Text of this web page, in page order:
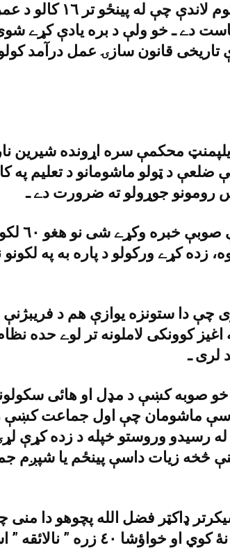
تعليم ايکټ منظور کړے ؤ د کوم
دے ـ خو ولې د بره يادې کړے
تاريخى قانون سازۍ عمل درآمد
محکمې سره اړونده شيرين
د ټولو ماشومانو د تعليم په
هغې زياته
زده کړے ورکولو د پاره به په لکونو
چې دا ستونزه يوازې هم د فريبژنې
کوونکى لاملونه تر لوے حده
لرى ـ
خو صوبه کښې د مډل او هائى
ـ دويم، ٨٢ سلنه داسې ماشومان چې اول جماعت
رسيدو وروستو خپله د زده کړې
هغوي کښې د ٤٠ سلنې څخه زيات داسې پينځم يا
ډاکټر فضل الله پچوهو دا
کښې شپږ زره سکولونه کار نۀ کوي او خواؤشا ٤٠